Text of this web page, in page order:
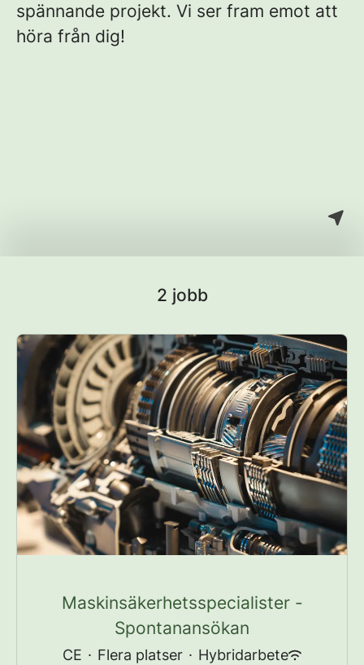
spännande projekt. Vi ser fram emot att
höra från dig!
2 jobb
Maskinsäkerhetsspecialister -
Spontanansökan
CE · Flera platser · Hybridarbete